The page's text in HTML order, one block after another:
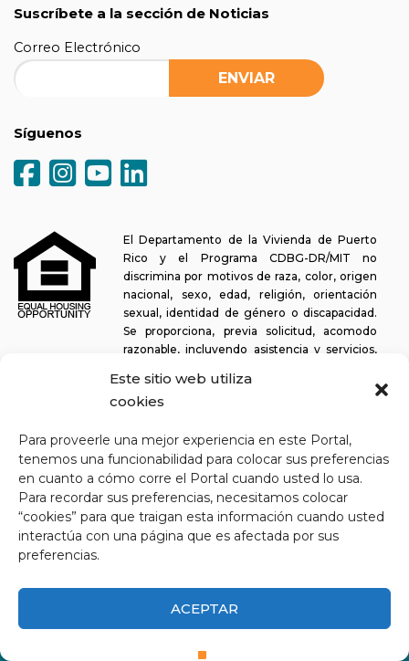
Este sitio web utiliza
cookies
Para proveerle una mejor experiencia en este Portal,
tenemos una funcionabilidad para colocar sus preferencias
en cuanto a cómo corre el Portal cuando usted lo usa.
Para recordar sus preferencias, necesitamos colocar
“cookies” para que traigan esta información cuando usted
interactúa con una página que es afectada por sus
preferencias.
ACEPTAR
Suscríbete a la sección de Noticias
Correo Electrónico
Síguenos
El Departamento de la Vivienda de Puerto
Rico y el Programa CDBG-DR/MIT no
discrimina por motivos de raza, color, origen
nacional, sexo, edad, religión, orientación
sexual, identidad de género o discapacidad.
Se proporciona, previa solicitud, acomodo
razonable, incluyendo asistencia y servicios,
oportunidad de participar en todos los programas y actividades. El
Departamento de la Vivienda se esfuerza continuamente por
lectores de pantalla, así como para otras funcionalidades
relacionadas con la accesibilidad, además de proporcionar acceso
a los documentos. Para solicitar asistencia con este sitio web o
copia de un documento específico, puede comunicarse al1-833-
234-2324.
Última actualización: 11-03-2025
CDBG-DR/MIT Departamento de la Vivienda